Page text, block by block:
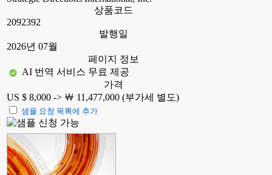
상품코드
2092392
발행일
2026년 07월
페이지 정보
AI 번역 서비스 무료 제공
가격
US $ 8,000 -> ￦ 11,477,000 (부가세 별도)
샘플 요청 목록에 추가